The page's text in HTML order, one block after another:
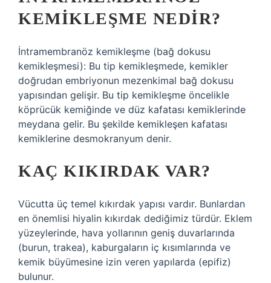
KEMIKLEŞME NEDIR?
İntramembranöz kemikleşme (bağ dokusu
kemikleşmesi): Bu tip kemikleşmede, kemikler
doğrudan embriyonun mezenkimal bağ dokusu
yapısından gelişir. Bu tip kemikleşme öncelikle
köprücük kemiğinde ve düz kafatası kemiklerinde
meydana gelir. Bu şekilde kemikleşen kafatası
kemiklerine desmokranyum denir.
KAÇ KIKIRDAK VAR?
Vücutta üç temel kıkırdak yapısı vardır. Bunlardan
en önemlisi hiyalin kıkırdak dediğimiz türdür. Eklem
yüzeylerinde, hava yollarının geniş duvarlarında
(burun, trakea), kaburgaların iç kısımlarında ve
kemik büyümesine izin veren yapılarda (epifiz)
bulunur.